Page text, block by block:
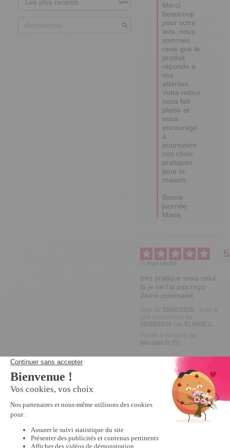
Merci
beaucoup
pour votre
avis, nous
sommes
ravis que le
produit
réponde à
vos
attentes.
Votre retour
nous fait
plaisir et
nous
encourage
à
poursuivre
nos choix
pratiques
pour la
maison.
Bonne
journée
Maria
5
Avis vérifié
très pratique mais celui
là je ne l'ai pas reçu
2ème command
30/06/2026
ELIANE L.
Réponse de
becquet.fr
Bonjour
Eliane,